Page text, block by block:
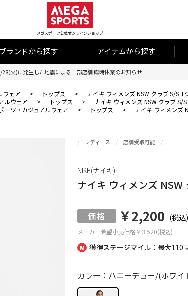
メガスポーツ公式オンラインショップ
ブランドから探す アイテムから探す
28(火)に発生した地震による一部店舗 臨時休業のお知らせ
ウェア > トップス >
ナイキ ウィメンズ NSW クラブ S/S T
ルウェア > トップス >
ナイキ ウィメンズ NSW クラブ S/
ーツ・カジュアルウェア > トップス > ナイキ ウィメンズ
獲得ステージマイル：最大110
レディース 店舗受取可能
ナイキ ウィメンズ NSW
メーカー希望小売価格￥3,520(税込)
￥2,200 (税込)
カラー：ハニーデュー/(ホワイ
NIKE(ナイキ)